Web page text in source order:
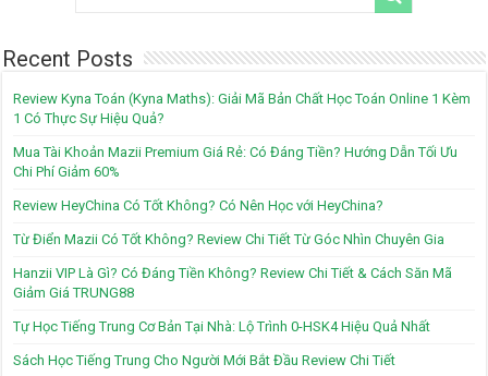
Recent Posts
Review Kyna Toán (Kyna Maths): Giải Mã Bản Chất Học Toán Online 1 Kèm
1 Có Thực Sự Hiệu Quả?
Mua Tài Khoản Mazii Premium Giá Rẻ: Có Đáng Tiền? Hướng Dẫn Tối Ưu
Chi Phí Giảm 60%
Review HeyChina Có Tốt Không? Có Nên Học với HeyChina?
Từ Điển Mazii Có Tốt Không? Review Chi Tiết Từ Góc Nhìn Chuyên Gia
Hanzii VIP Là Gì? Có Đáng Tiền Không? Review Chi Tiết & Cách Săn Mã
Giảm Giá TRUNG88
Tự Học Tiếng Trung Cơ Bản Tại Nhà: Lộ Trình 0-HSK4 Hiệu Quả Nhất
Sách Học Tiếng Trung Cho Người Mới Bắt Đầu Review Chi Tiết